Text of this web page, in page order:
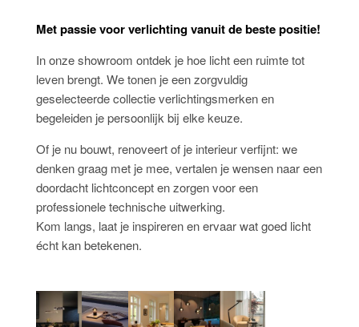
Met passie voor verlichting vanuit de beste positie!
In onze showroom ontdek je hoe licht een ruimte tot
leven brengt. We tonen je een zorgvuldig
geselecteerde collectie verlichtingsmerken en
begeleiden je persoonlijk bij elke keuze.
Of je nu bouwt, renoveert of je interieur verfijnt: we
denken graag met je mee, vertalen je wensen naar een
doordacht lichtconcept en zorgen voor een
professionele technische uitwerking.
Kom langs, laat je inspireren en ervaar wat goed licht
écht kan betekenen.